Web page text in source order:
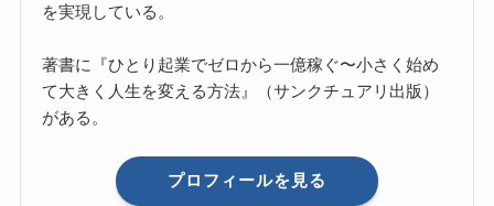
を実現している。
著書に『ひとり起業でゼロから一億稼ぐ〜小さく始め
て大きく人生を変える方法』（サンクチュアリ出版）
がある。
プロフィールを見る